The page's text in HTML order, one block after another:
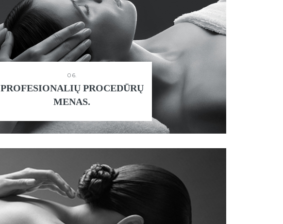
06.
PROFESIONALIŲ PROCEDŪRŲ
MENAS.